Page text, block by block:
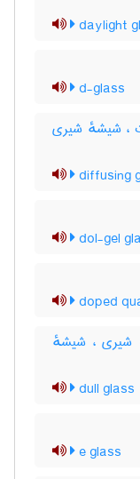
daylight
d-glass
، شیشهٔ شیری
diffusing
dol-gel
doped
، شیشهٔ
dull glass
e glass